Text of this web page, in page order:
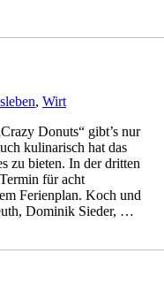
, Wirt
Donuts“ gibt’s nur
kulinarisch hat das
zu bieten. In der dritten
für acht
Ferienplan. Koch und
Dominik Sieder, …